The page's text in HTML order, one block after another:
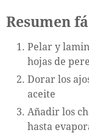
Resumen
Pelar y
hojas de
Dorar los
aceite
Añadir los
hasta